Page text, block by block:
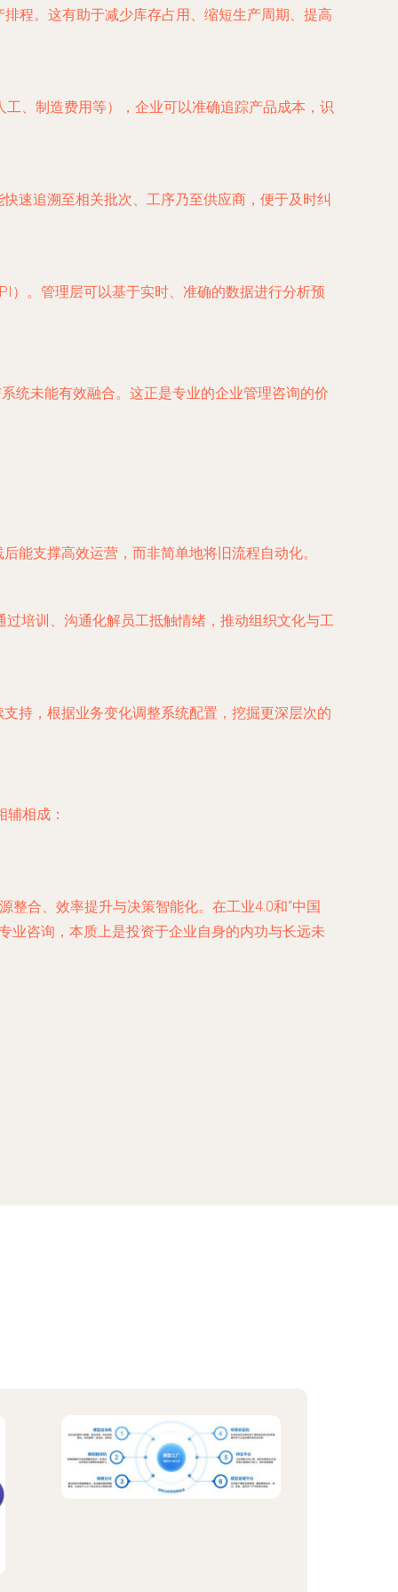
程。这有助于减少库存占用、缩短生产周期、提高
、制造费用等），企业可以准确追踪产品成本，识
速追溯至相关批次、工序乃至供应商，便于及时纠
）。管理层可以基于实时、准确的数据进行分析预
统未能有效融合。这正是专业的企业管理咨询的价
能支撑高效运营，而非简单地将旧流程自动化。
培训、沟通化解员工抵触情绪，推动组织文化与工
持，根据业务变化调整系统配置，挖掘更深层次的
相成：
整合、效率提升与决策智能化。在工业4.0和“中国
业咨询，本质上是投资于企业自身的内功与长远未